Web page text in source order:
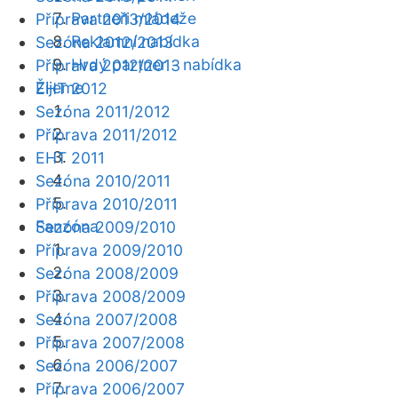
Partneři mládeže
Reklamní nabídka
Hrdý partner - nabídka
Žijeme
Fanzóna
Příprava 2013/2014
Sezóna 2012/2013
Příprava 2012/2013
EHT 2012
Sezóna 2011/2012
Příprava 2011/2012
EHT 2011
Sezóna 2010/2011
Příprava 2010/2011
Sezóna 2009/2010
Příprava 2009/2010
Sezóna 2008/2009
Příprava 2008/2009
Sezóna 2007/2008
Příprava 2007/2008
Sezóna 2006/2007
Příprava 2006/2007